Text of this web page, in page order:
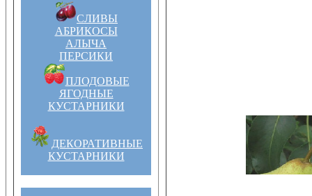
СЛИВЫ
АБРИКОСЫ
АЛЫЧА
ПЕРСИКИ
ПЛОДОВЫЕ
ЯГОДНЫЕ
КУСТАРНИКИ
ДЕКОРАТИВНЫЕ
КУСТАРНИКИ